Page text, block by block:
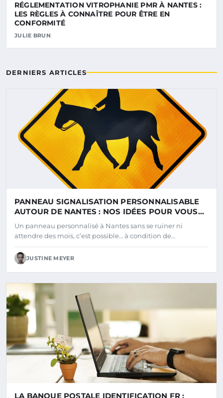
RÉGLEMENTATION VITROPHANIE PMR À NANTES :
LES RÈGLES À CONNAÎTRE POUR ÊTRE EN
CONFORMITÉ
JULIE BRUN
DERNIERS ARTICLES
PANNEAU SIGNALISATION PERSONNALISABLE
AUTOUR DE NANTES : NOS IDÉES POUR VOUS
DÉMARQUER
Un panneau personnalisé à Nantes sans se ruiner ni
attendre des mois, c’est possible… à condition de…
JUSTINE MEYER
LA BANQUE POSTALE IDENTIFICATION FR :